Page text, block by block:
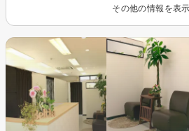
その他の情報を表示